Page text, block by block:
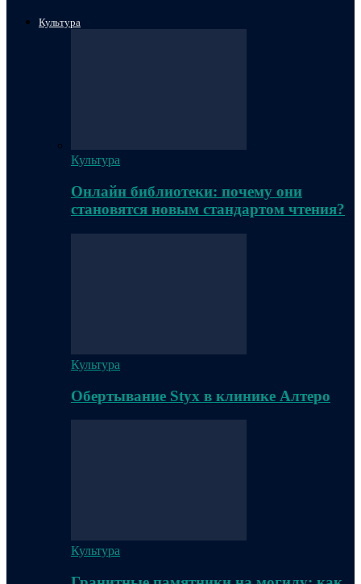
Культура
Культура
Онлайн библиотеки: почему они
становятся новым стандартом чтения?
Культура
Обертывание Styx в клинике Алтеро
Культура